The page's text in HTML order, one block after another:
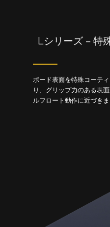
Lシリーズ – 特
ボード表面を特殊コーテ
り、グリップ力のある表
ルフロート動作に近づきま